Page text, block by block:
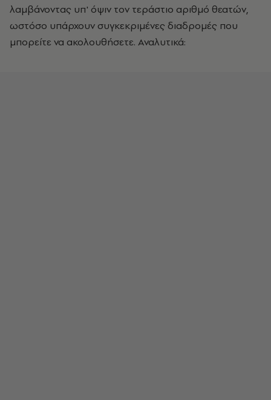
λαμβάνοντας υπ' όψιν τον τεράστιο αριθμό θεατών,
ωστόσο υπάρχουν συγκεκριμένες διαδρομές που
μπορείτε να ακολουθήσετε. Αναλυτικά: